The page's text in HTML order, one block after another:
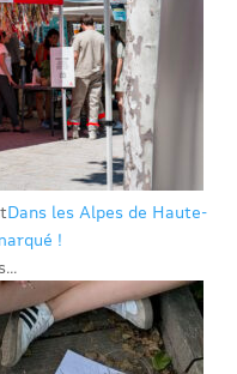
Dans les Alpes de Haute-
!